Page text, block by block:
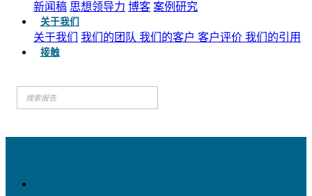
新闻稿 思想领导力 博客 案例研究
关于我们
关于我们 我们的团队 我们的客户 客户评价 我们的引用
接触